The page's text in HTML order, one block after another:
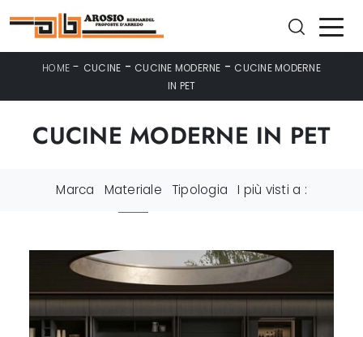
HOME - CUCINE - CUCINE MODERNE - CUCINE MODERNE
IN PET
CUCINE MODERNE IN PET
Marca Materiale Tipologia I più visti a :